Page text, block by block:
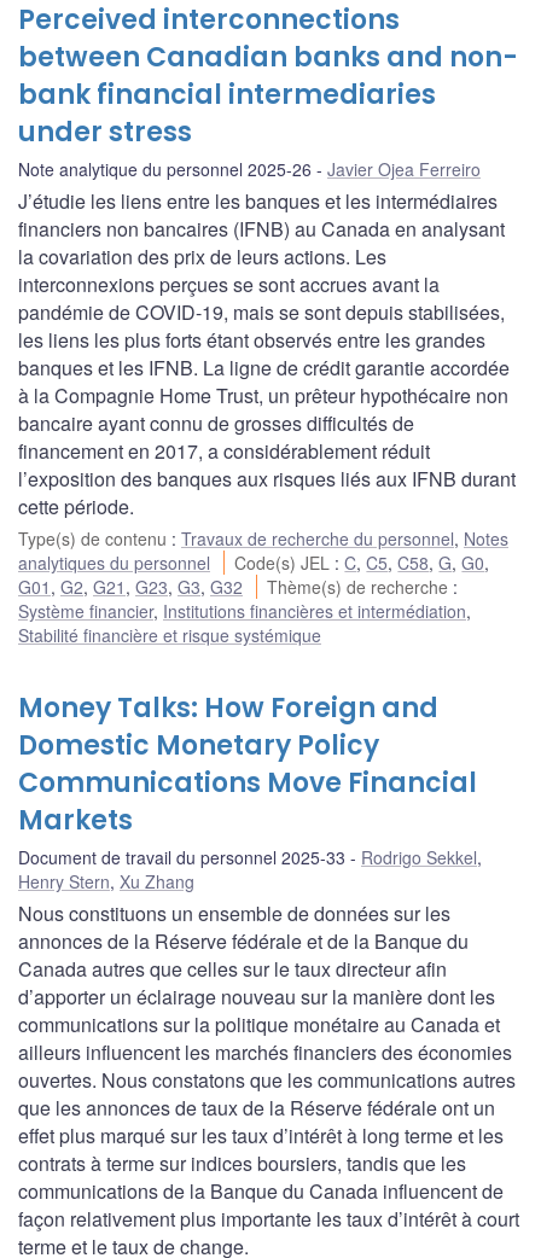
Perceived interconnections
between Canadian banks and non-
bank financial intermediaries
under stress
Note analytique du personnel 2025-26 Javier Ojea Ferreiro
J’étudie les liens entre les banques et les intermédiaires
financiers non bancaires (IFNB) au Canada en analysant
la covariation des prix de leurs actions. Les
interconnexions perçues se sont accrues avant la
pandémie de COVID-19, mais se sont depuis stabilisées,
les liens les plus forts étant observés entre les grandes
banques et les IFNB. La ligne de crédit garantie accordée
à la Compagnie Home Trust, un prêteur hypothécaire non
bancaire ayant connu de grosses difficultés de
financement en 2017, a considérablement réduit
l’exposition des banques aux risques liés aux IFNB durant
cette période.
Type(s) de contenu : Travaux de recherche du personnel, Notes
analytiques du personnel
Code(s) JEL :C,C5,C58,G,G0,
G01 , G2, G21 , G23, G3, G32 Thème(s) de recherche :
Système financier, Institutions financières et intermédiation,
Stabilité financière et risque systémique
Money Talks: How Foreign and
Domestic Monetary Policy
Communications Move Financial
Markets
Document de travail du personnel 2025-33 Rodrigo Sekkel,
Henry Stern, Xu Zhang
Nous constituons un ensemble de données sur les
annonces de la Réserve fédérale et de la Banque du
Canada autres que celles sur le taux directeur afin
d’apporter un éclairage nouveau sur la manière dont les
communications sur la politique monétaire au Canada et
ailleurs influencent les marchés financiers des économies
ouvertes. Nous constatons que les communications autres
que les annonces de taux de la Réserve fédérale ont un
effet plus marqué sur les taux d’intérêt à long terme et les
contrats à terme sur indices boursiers, tandis que les
communications de la Banque du Canada influencent de
façon relativement plus importante les taux d’intérêt à court
terme et le taux de change.